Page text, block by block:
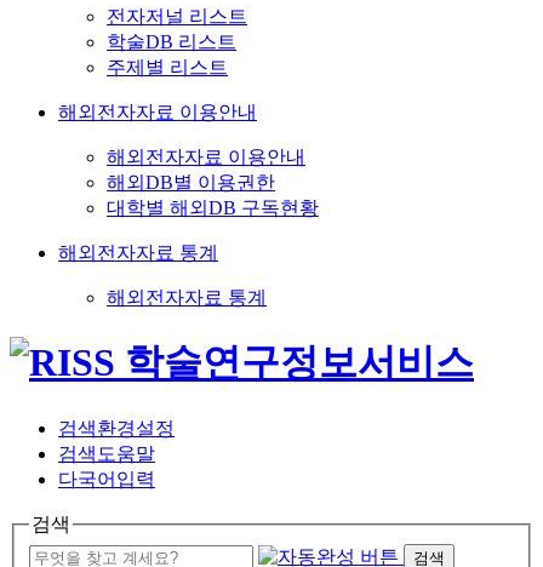
전자저널 리스트
학술DB 리스트
주제별 리스트
해외전자자료 이용안내
해외전자자료 이용안내
해외DB별 이용권한
대학별 해외DB 구독현황
해외전자자료 통계
해외전자자료 통계
검색환경설정
검색도움말
다국어입력
검색
검색